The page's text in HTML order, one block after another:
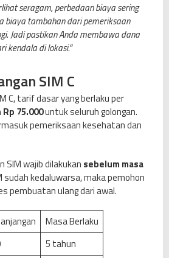
seragam, perbedaan biaya sering
biaya tambahan dari pemeriksaan
Jadi pastikan Anda membawa dana
kendala di lokasi.”
SIM C
C, tarif dasar yang berlaku per
Rp 75.000untuk seluruh golongan.
pemeriksaan kesehatan dan
SIM wajib dilakukan sebelum masa
sudah kedaluwarsa, maka pemohon
pembuatan ulang dari awal.
Masa Berlaku
5 tahun